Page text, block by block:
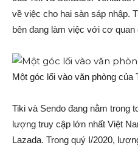
về việc cho hai sàn sáp nhập.
bên đang làm việc với cơ
Một góc lối vào văn phòng của
Tiki và Sendo đang nằm trong
lượng truy cập lớn nhất Việt
Lazada. Trong quý I/2020,